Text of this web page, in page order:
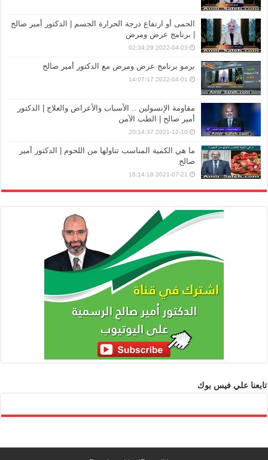
الحمى أو ارتفاع درجة الحرارة الجسم | الدكتور أمير صالح
| برنامج عرض ومرض
2022-04-03 02:34:29
برمو برنامج عرض ومرض مع الدكتور أمير صالح
2022-04-01 14:07:17
مقاومة الإنسولين .. الأسباب والأعراض والعلاج | الدكتور
أمير صالح | الطب الآمن
2021-12-10 20:14:37
ما هي الكمية المناسب تناولها من اللحوم | الدكتور أمير
صالح
2021-07-21 16:14:18
تابعنا علي فيس بوك